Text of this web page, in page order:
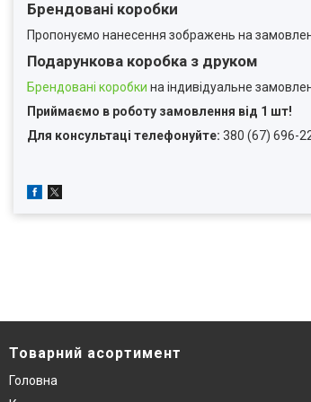
Брендовані коробки
Пропонуємо нанесення зображень на
Подарункова коробка з друком
Брендовані коробки на індивідуальне
Приймаємо в роботу замовлення від 1 шт!
Для консультаці телефонуйте: 380 (67) 696-
Товарний асортимент
Головна